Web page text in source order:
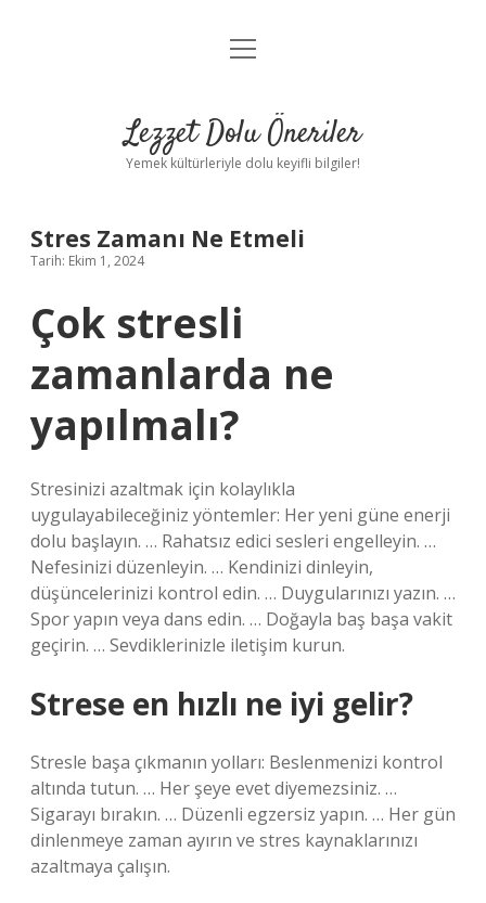
Anasayfa
Yasal Uyarı
menüyü
Lezzet Dolu Öneriler
Yemek kültürleriyle dolu keyifli bilgiler!
Stres Zamanı Ne Etmeli
Tarih: Ekim 1, 2024
Çok stresli
zamanlarda ne
yapılmalı?
Stresinizi azaltmak için kolaylıkla
uygulayabileceğiniz yöntemler: Her yeni güne enerji
dolu başlayın. … Rahatsız edici sesleri engelleyin. …
Nefesinizi düzenleyin. … Kendinizi dinleyin,
düşüncelerinizi kontrol edin. … Duygularınızı yazın. …
Spor yapın veya dans edin. … Doğayla baş başa vakit
geçirin. … Sevdiklerinizle iletişim kurun.
Strese en hızlı ne iyi gelir?
Stresle başa çıkmanın yolları: Beslenmenizi kontrol
altında tutun. … Her şeye evet diyemezsiniz. …
Sigarayı bırakın. … Düzenli egzersiz yapın. … Her gün
dinlenmeye zaman ayırın ve stres kaynaklarınızı
azaltmaya çalışın.